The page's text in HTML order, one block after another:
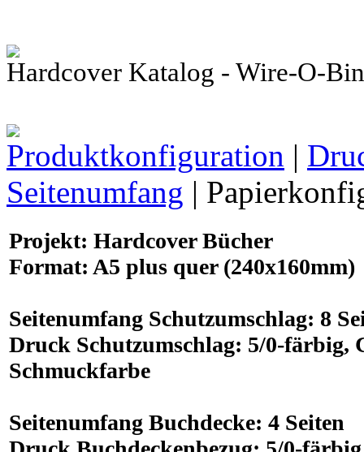
Hardcover Katalog - Wire-O-
Produktkonfiguration |
Seitenumfang |
Projekt: Hardcover Bücher
Format: A5 plus quer (240x160mm)
Seitenumfang Schutzumschlag: 8
Druck Schutzumschlag: 5/0-färbig,
Schmuckfarbe
Seitenumfang Buchdecke: 4 Seiten